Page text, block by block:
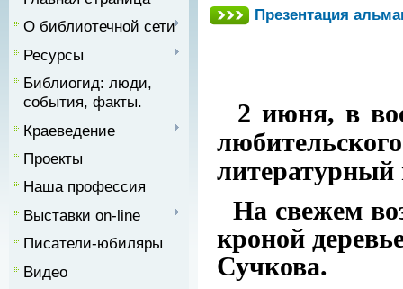
О библиотечной сети
Ресурсы
Библиогид: люди,
события, факты.
Краеведение
Проекты
Наша профессия
Выставки on-line
Писатели-юбиляры
Видео
Презентация
2 июня, в
литературный
На свежем
кроной
Сучкова.